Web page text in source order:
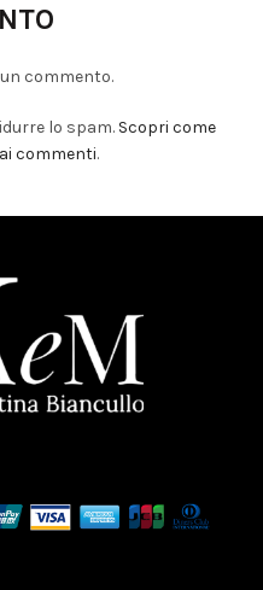
commento.
lo spam. Scopri come
commenti.